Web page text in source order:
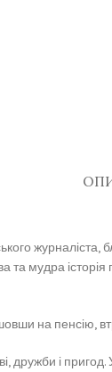
мудра
на пенсію,
дружби і